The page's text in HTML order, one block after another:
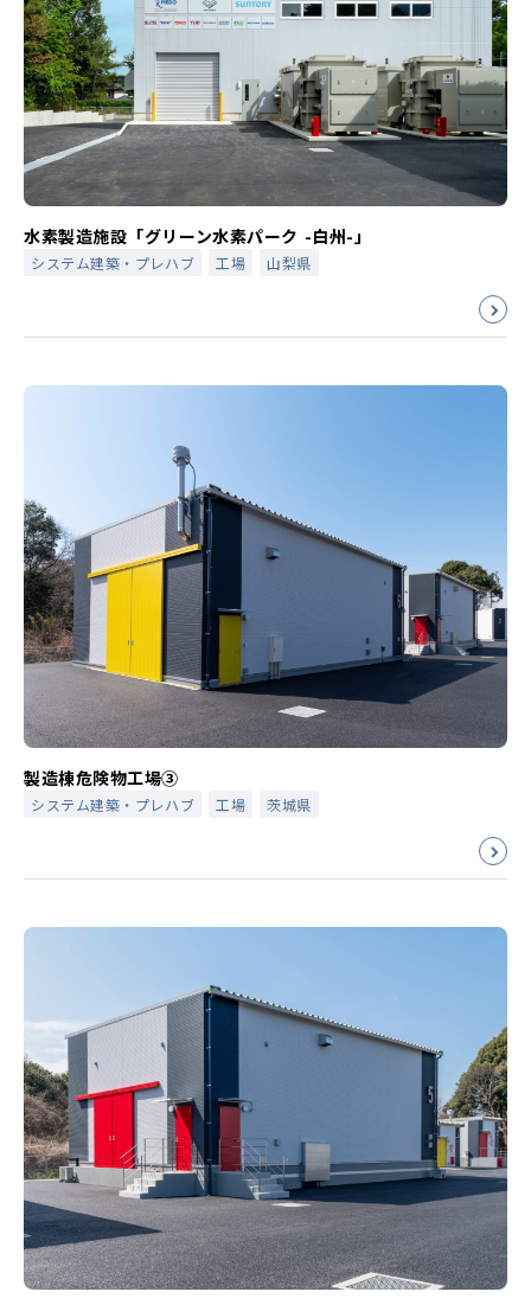
水素製造施設「グリーン水素パーク -白州-」
システム建築・プレハブ 工場 山梨県
製造棟危険物工場③
システム建築・プレハブ 工場 茨城県